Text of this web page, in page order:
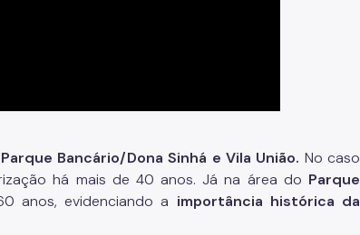
Parque Bancário/Dona Sinhá e Vila União. No caso
há mais de 40 anos. Já na área do Parque
anos, evidenciando a importância histórica da